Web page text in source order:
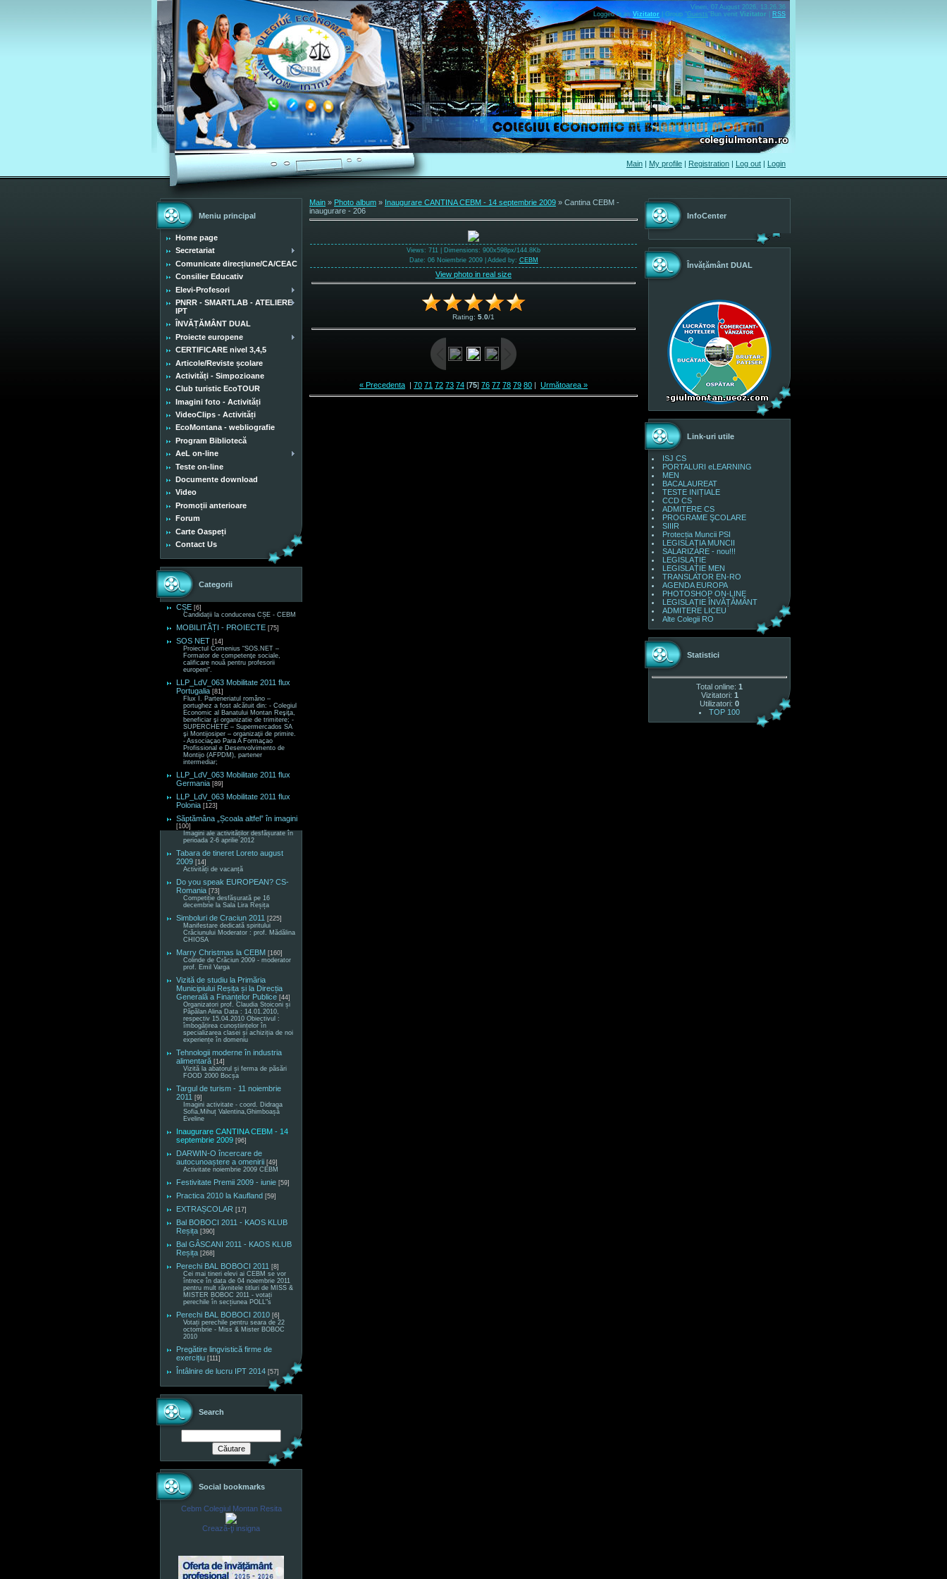
Vineri, 07 August 2026, 13.26.36
Logged in as Vizitator Group "Guests" Bun venit Vizitator RSS
Main | My profile | Registration | Log out | Login
Meniu principal
Home page
Secretariat
Comunicate direcțiune/CA/CEAC
Consilier Educativ
Elevi-Profesori
PNRR - SMARTLAB - ATELIERE
IPT
ÎNVĂȚĂMÂNT DUAL
Proiecte europene
CERTIFICARE nivel 3,4,5
Articole/Reviste școlare
Activități - Simpozioane
Club turistic EcoTOUR
Imagini foto - Activități
VideoClips - Activități
EcoMontana - webliografie
Program Bibliotecă
AeL on-line
Teste on-line
Documente download
Video
Promoții anterioare
Forum
Carte Oaspeți
Contact Us
Categorii
CȘE [6]
Candidații la conducerea CȘE - CEBM
MOBILITĂȚI - PROIECTE [75]
SOS NET [14]
Proiectul Comenius “SOS.NET –
Formator de competenţe sociale,
calificare nouă pentru profesorii
europeni“.
LLP_LdV_063 Mobilitate 2011 flux
Portugalia [81]
Flux I. Parteneriatul româno –
portughez a fost alcătuit din: - Colegiul
Economic al Banatului Montan Reşiţa,
beneficiar şi organizatie de trimitere; -
SUPERCHETE – Supermercados SA
şi Montijosiper – organizaţii de primire.
- Associaçao Para A Formaçao
Profissional e Desenvolvimento de
Montijo (AFPDM), partener
intermediar;
LLP_LdV_063 Mobilitate 2011 flux
Germania [89]
LLP_LdV_063 Mobilitate 2011 flux
Polonia [123]
Săptămâna „Școala altfel” în imagini
[100]
Imagini ale activităților desfășurate în
perioada 2-6 aprilie 2012
Tabara de tineret Loreto august
2009 [14]
Activități de vacanță
Do you speak EUROPEAN? CS-
Romania [73]
Competiție desfășurată pe 16
decembrie la Sala Lira Reșița
Simboluri de Craciun 2011 [225]
Manifestare dedicată spiritului
Crăciunului Moderator : prof. Mădălina
CHIOSA
Marry Christmas la CEBM [160]
Colinde de Crăciun 2009 - moderator
prof. Emil Varga
Vizită de studiu la Primăria
Municipiului Reșița și la Direcția
Generală a Finanțelor Publice [44]
Organizatori prof. Claudia Stoiconi și
Păpălan Alina Data : 14.01.2010,
respectiv 15.04.2010 Obiectivul :
îmbogățirea cunoștiințelor în
specializarea clasei și achiziția de noi
experiențe în domeniu
Tehnologii moderne în industria
alimentară [14]
Vizită la abatorul și ferma de păsări
FOOD 2000 Bocșa
Targul de turism - 11 noiembrie
2011 [9]
Imagini activitate - coord. Didraga
Sofia,Mihuț Valentina,Ghimboașă
Eveline
Inaugurare CANTINA CEBM - 14
septembrie 2009 [96]
DARWIN-O încercare de
autocunoaștere a omenirii [49]
Activitate noiembrie 2009 CEBM
Festivitate Premii 2009 - iunie [59]
Practica 2010 la Kaufland [59]
EXTRAȘCOLAR [17]
Bal BOBOCI 2011 - KAOS KLUB
Reșița [390]
Bal GÂSCANI 2011 - KAOS KLUB
Reșița [268]
Perechi BAL BOBOCI 2011 [8]
Cei mai tineri elevi ai CEBM se vor
întrece în data de 04 noiembrie 2011
pentru mult râvnitele titluri de MISS &
MISTER BOBOC 2011 - votați
perechile în secțiunea POLL"s
Perechi BAL BOBOCI 2010 [6]
Votați perechile pentru seara de 22
octombrie - Miss & Mister BOBOC
2010
Pregătire lingvistică firme de
exercițiu [111]
Întâlnire de lucru IPT 2014 [57]
Search
Social bookmarks
Cebm Colegiul Montan Resita
Crează-ţi insigna
Main » Photo album » Inaugurare CANTINA CEBM - 14 septembrie 2009 » Cantina CEBM -
inaugurare - 206
Views: 711 | Dimensions: 900x598px/144.8Kb
Date: 06 Noiembrie 2009 | Added by: CEBM
View photo in real size
Rating: 5.0/1
« Precedenta | 70 71 72 73 74 [75] 76 77 78 79 80 | Următoarea »
InfoCenter
Învățământ DUAL
Link-uri utile
ISJ CS
PORTALURI eLEARNING
MEN
BACALAUREAT
TESTE INIȚIALE
CCD CS
ADMITERE CS
PROGRAME ŞCOLARE
SIIIR
Protecția Muncii PSI
LEGISLAȚIA MUNCII
SALARIZARE - nou!!!
LEGISLAȚIE
LEGISLAȚIE MEN
TRANSLATOR EN-RO
AGENDA EUROPA
PHOTOSHOP ON-LINE
LEGISLAȚIE ÎNVĂȚĂMÂNT
ADMITERE LICEU
Alte Colegii RO
Statistici
Total online: 1
Vizitatori: 1
Utilizatori: 0
TOP 100